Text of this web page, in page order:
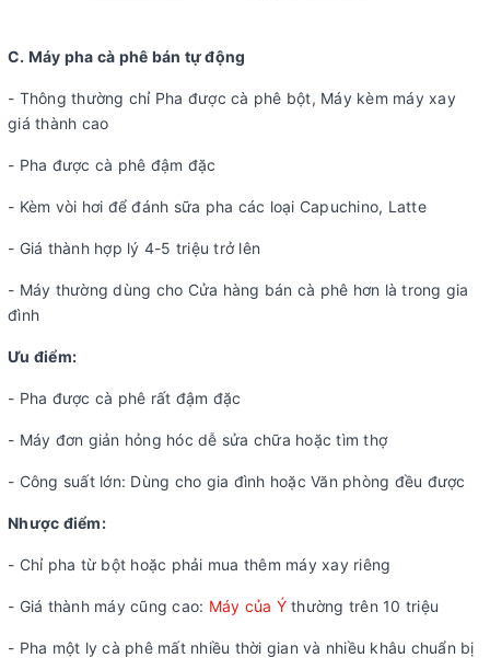
C. Máy pha cà phê bán tự động
- Thông thường chỉ Pha được cà phê bột, Máy kèm máy xay
giá thành cao
- Pha được cà phê đậm đặc
- Kèm vòi hơi để đánh sữa pha các loại Capuchino, Latte
- Giá thành hợp lý 4-5 triệu trở lên
- Máy thường dùng cho Cửa hàng bán cà phê hơn là trong gia
đình
Ưu điểm:
- Pha được cà phê rất đậm đặc
- Máy đơn giản hỏng hóc dễ sửa chữa hoặc tìm thợ
- Công suất lớn: Dùng cho gia đình hoặc Văn phòng đều được
Nhược điểm:
- Chỉ pha từ bột hoặc phải mua thêm máy xay riêng
- Giá thành máy cũng cao: Máy của Ýthường trên 10 triệu
- Pha một ly cà phê mất nhiều thời gian và nhiều khâu chuẩn bị